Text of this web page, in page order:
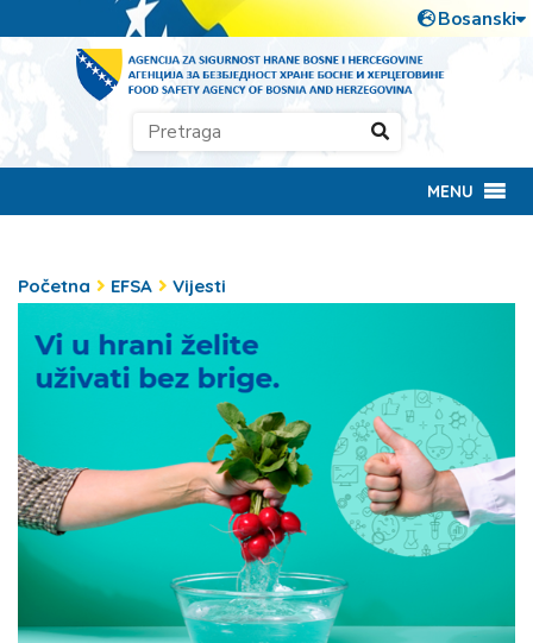
MENU
Početna EFSA Vijesti